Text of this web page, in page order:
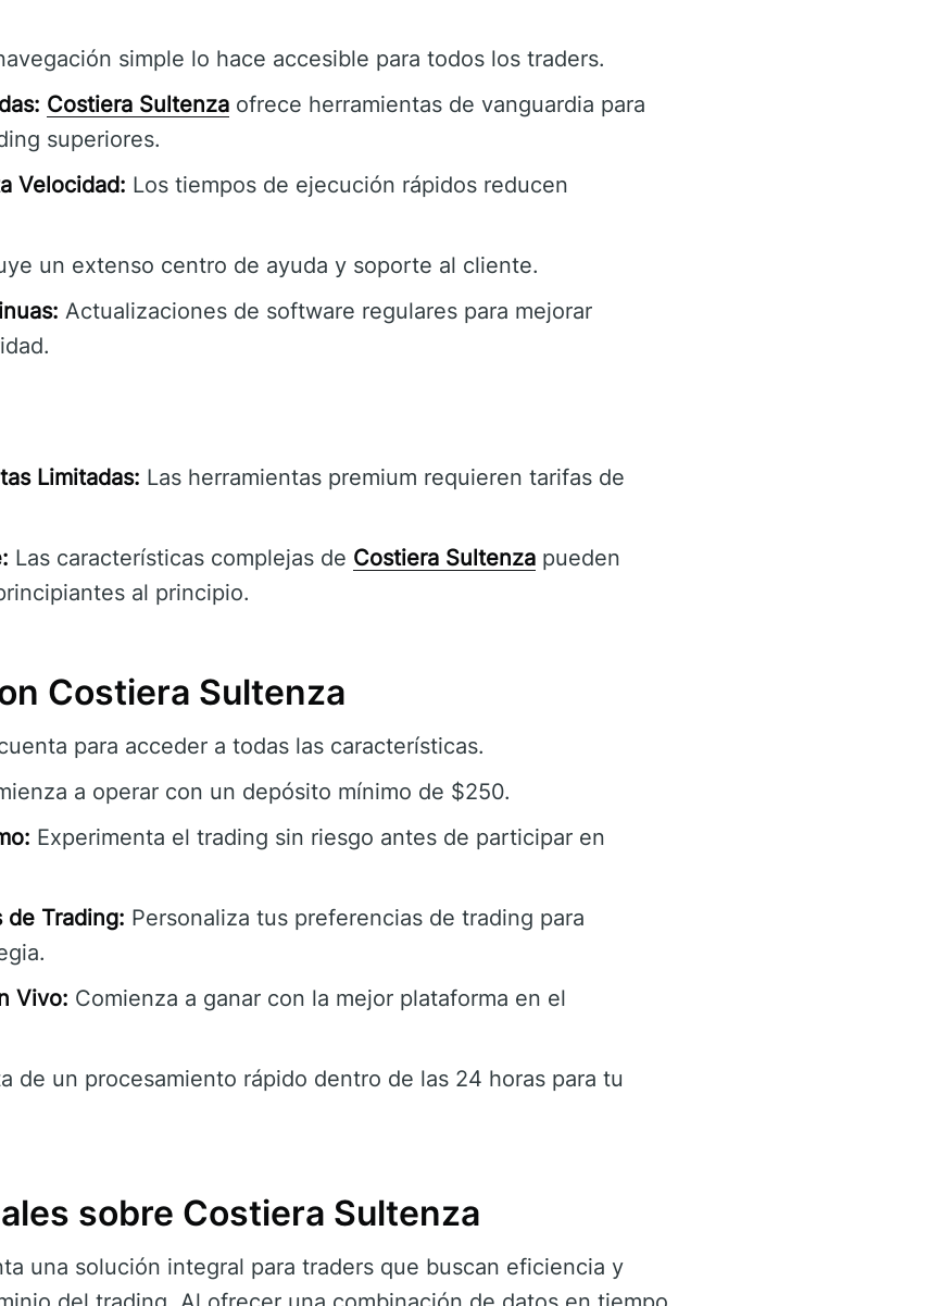
simple lo hace accesible para todos los traders.
Costiera Sultenza ofrece herramientas de vanguardia para
superiores.
Velocidad: Los tiempos de ejecución rápidos reducen
un extenso centro de ayuda y soporte al cliente.
Actualizaciones de software regulares para mejorar
Limitadas: Las herramientas premium requieren tarifas de
Las características complejas de Costiera Sultenza pueden
al principio.
Costiera Sultenza
para acceder a todas las características.
a operar con un depósito mínimo de $250.
Experimenta el trading sin riesgo antes de participar en
de Trading: Personaliza tus preferencias de trading para
Vivo: Comienza a ganar con la mejor plataforma en el
de un procesamiento rápido dentro de las 24 horas para tu
sobre Costiera Sultenza
una solución integral para traders que buscan eficiencia y